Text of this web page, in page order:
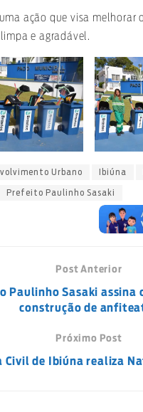
ação que visa melhorar
e agradável.
Urbano Ibiúna
Prefeito Paulinho Sasaki
Post Anterior
Paulinho Sasaki assina
construção de
Próximo Post
Civil de Ibiúna realiza